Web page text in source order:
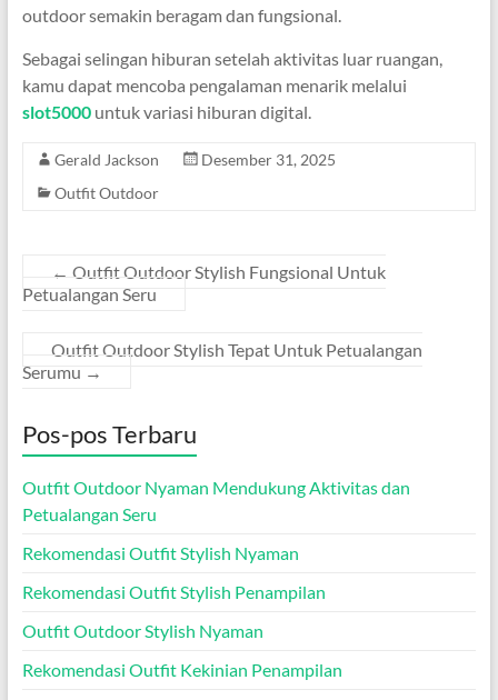
outdoor semakin beragam dan fungsional.
Sebagai selingan hiburan setelah aktivitas luar ruangan,
kamu dapat mencoba pengalaman menarik melalui
slot5000untuk variasi hiburan digital.
Gerald Jackson
Desember 31, 2025
Outfit Outdoor
← Outfit Outdoor Stylish Fungsional Untuk
Petualangan Seru
Outfit Outdoor Stylish Tepat Untuk Petualangan
Serumu →
Pos-pos Terbaru
Outfit Outdoor Nyaman Mendukung Aktivitas dan
Petualangan Seru
Rekomendasi Outfit Stylish Nyaman
Rekomendasi Outfit Stylish Penampilan
Outfit Outdoor Stylish Nyaman
Rekomendasi Outfit Kekinian Penampilan